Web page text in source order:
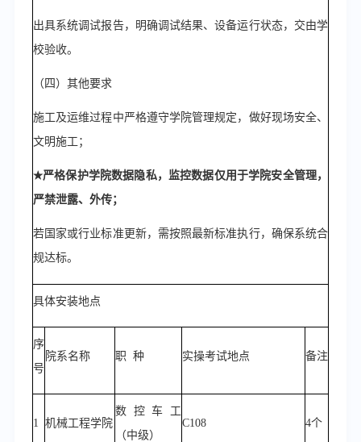
出具系统调试报告，明确调试结果、设备运行状态，交由学
校验收。
（ 四 ）其他要求
施工及运维过程中严格遵守学院管理规定，做好现场安全、
文明施工；
★严格保护学院数据隐私，监控数据仅用于学院安全管理，
严禁泄露、外传；
若国家或行业标准更新，需按照最新标准执行，确保系统合
规达标。
具体安装地点
序
号
院系名称 职 种 实操考试地点 备注
1 机械工程学院
数控车工
（中级）
C108 4个